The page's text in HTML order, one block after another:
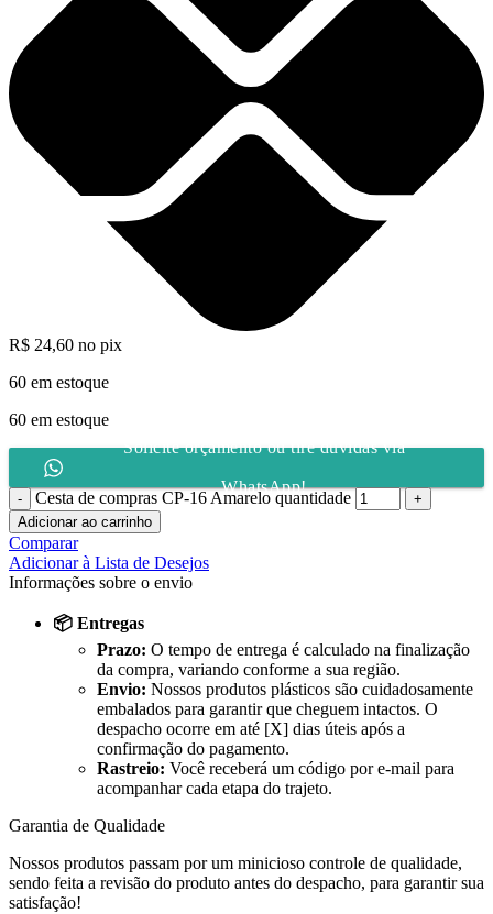
R$ 24,60 no pix
60 em estoque
60 em estoque
Solicite orçamento ou tire dúvidas via
WhatsApp!
Cesta de compras CP-16 Amarelo quantidade
Adicionar ao carrinho
Comparar
Adicionar à Lista de Desejos
Informações sobre o envio
📦 Entregas
Prazo: O tempo de entrega é calculado na finalização
da compra, variando conforme a sua região.
Envio: Nossos produtos plásticos são cuidadosamente
embalados para garantir que cheguem intactos. O
despacho ocorre em até [X] dias úteis após a
confirmação do pagamento.
Rastreio: Você receberá um código por e-mail para
acompanhar cada etapa do trajeto.
Garantia de Qualidade
Nossos produtos passam por um minicioso controle de qualidade,
sendo feita a revisão do produto antes do despacho, para garantir sua
satisfação!